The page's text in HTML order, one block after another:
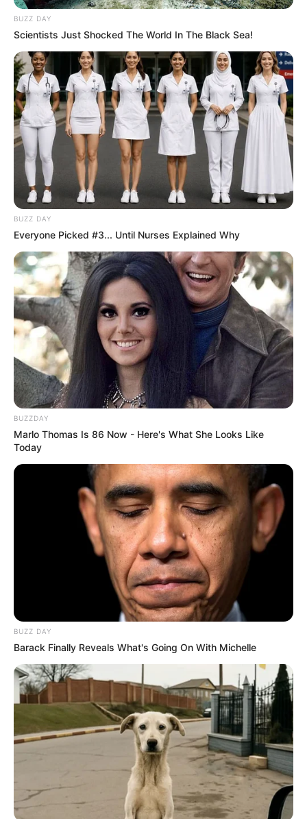
BUZZ DAY
Scientists Just Shocked The World In The Black Sea!
BUZZ DAY
Everyone Picked #3... Until Nurses Explained Why
BUZZDAY
Marlo Thomas Is 86 Now - Here's What She Looks Like
Today
BUZZ DAY
Barack Finally Reveals What's Going On With Michelle